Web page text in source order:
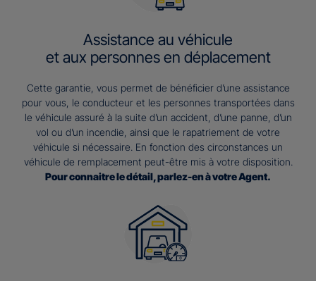
Assistance au véhicule
et aux personnes en déplacement
Cette garantie, vous permet de bénéficier d’une assistance
pour vous, le conducteur et les personnes transportées dans
le véhicule assuré à la suite d’un accident, d’une panne, d’un
vol ou d’un incendie, ainsi que le rapatriement de votre
véhicule si nécessaire. En fonction des circonstances un
véhicule de remplacement peut-être mis à votre disposition.
Pour connaitre le détail, parlez-en à votre Agent.